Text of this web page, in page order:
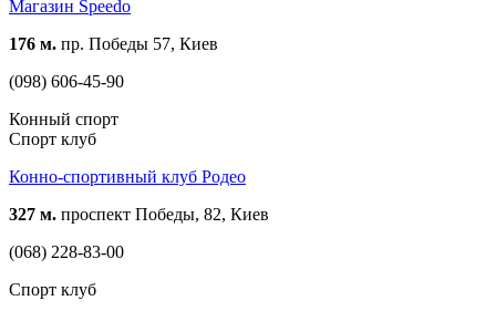
Магазин Speedo
176 м. пр. Победы 57, Киев
(098) 606-45-90
Конный спорт
Спорт клуб
Конно-спортивный клуб Родео
327 м. проспект Победы, 82, Киев
(068) 228-83-00
Спорт клуб